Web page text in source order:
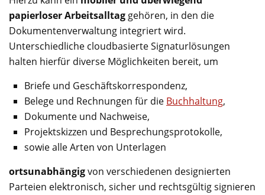
papierloser Arbeitsalltag gehören, in den die
Dokumentenverwaltung integriert wird.
Unterschiedliche cloudbasierte Signaturlösungen
halten hierfür diverse Möglichkeiten bereit, um
Briefe und Geschäftskorrespondenz,
Belege und Rechnungen für die Buchhaltung,
Dokumente und Nachweise,
Projektskizzen und Besprechungsprotokolle,
sowie alle Arten von Unterlagen
ortsunabhängigvon verschiedenen designierten
Parteien elektronisch, sicher und rechtsgültig signieren